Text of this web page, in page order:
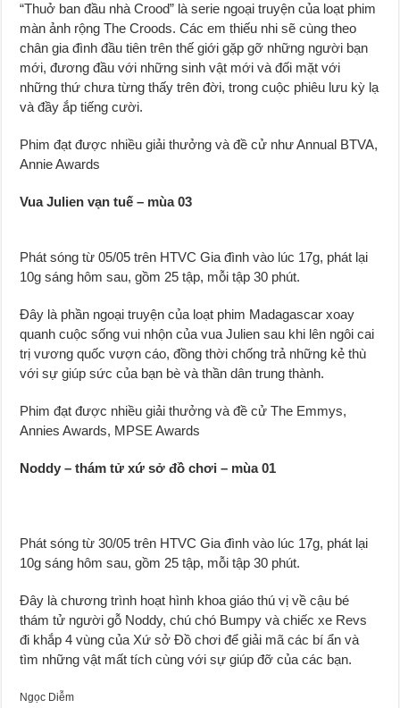
“Thuở ban đầu nhà Crood” là serie ngoại truyện của loạt phim
màn ảnh rộng The Croods. Các em thiếu nhi sẽ cùng theo
chân gia đình đầu tiên trên thế giới gặp gỡ những người bạn
mới, đương đầu với những sinh vật mới và đối mặt với
những thứ chưa từng thấy trên đời, trong cuộc phiêu lưu kỳ lạ
và đầy ắp tiếng cười.
Phim đạt được nhiều giải thưởng và đề cử như Annual BTVA,
Annie Awards
Vua Julien vạn tuế – mùa 03
Phát sóng từ 05/05 trên HTVC Gia đình vào lúc 17g, phát lại
10g sáng hôm sau, gồm 25 tập, mỗi tập 30 phút.
Đây là phần ngoại truyện của loạt phim Madagascar xoay
quanh cuộc sống vui nhộn của vua Julien sau khi lên ngôi cai
trị vương quốc vượn cáo, đồng thời chống trả những kẻ thù
với sự giúp sức của bạn bè và thần dân trung thành.
Phim đạt được nhiều giải thưởng và đề cử The Emmys,
Annies Awards, MPSE Awards
Noddy – thám tử xứ sở đồ chơi – mùa 01
Phát sóng từ 30/05 trên HTVC Gia đình vào lúc 17g, phát lại
10g sáng hôm sau, gồm 25 tập, mỗi tập 30 phút.
Đây là chương trình hoạt hình khoa giáo thú vị về cậu bé
thám tử người gỗ Noddy, chú chó Bumpy và chiếc xe Revs
đi khắp 4 vùng của Xứ sở Đồ chơi để giải mã các bí ẩn và
tìm những vật mất tích cùng với sự giúp đỡ của các bạn.
Ngọc Diễm